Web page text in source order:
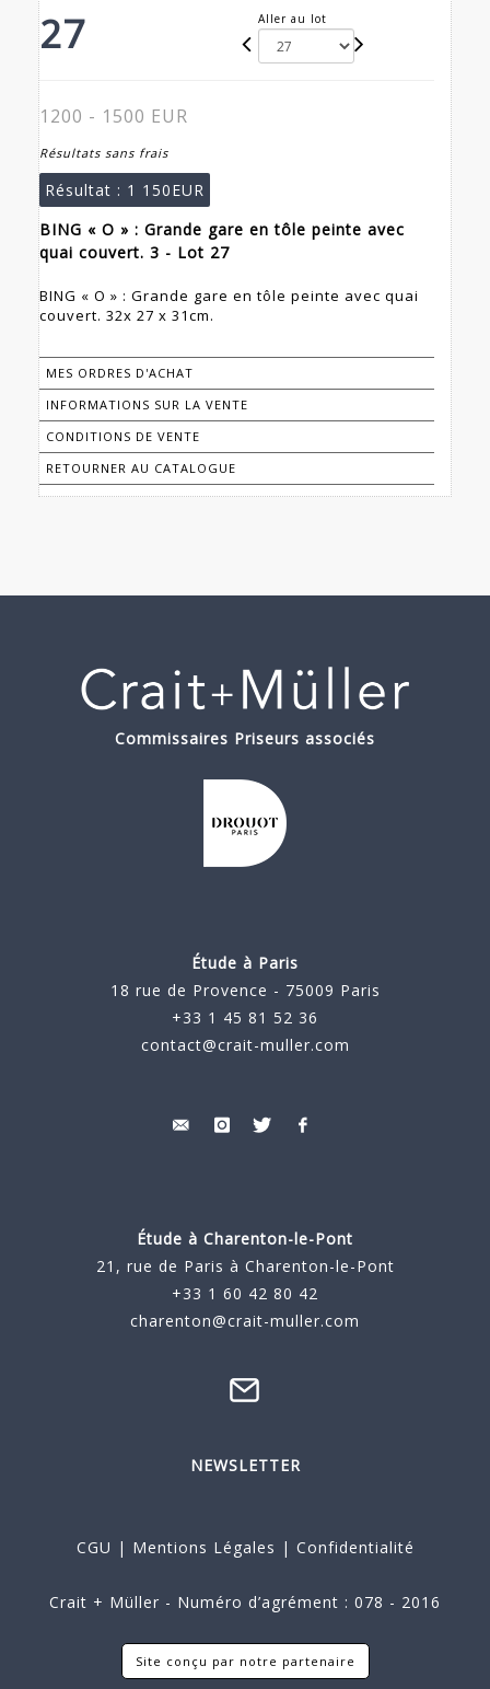
27 Aller au lot
1200 - 1500 EUR
Résultats sans frais
Résultat : 1 150EUR
BING « O » : Grande gare en tôle peinte avec
quai couvert. 3 - Lot 27
BING « O » : Grande gare en tôle peinte avec quai
couvert. 32x 27 x 31cm.
MES ORDRES D'ACHAT
INFORMATIONS SUR LA VENTE
CONDITIONS DE VENTE
RETOURNER AU CATALOGUE
Commissaires Priseurs associés
Étude à Paris
18 rue de Provence - 75009 Paris
+33 1 45 81 52 36
contact@crait-muller.com
Étude à Charenton-le-Pont
21, rue de Paris à Charenton-le-Pont
+33 1 60 42 80 42
charenton@crait-muller.com
NEWSLETTER
CGU | Mentions Légales | Confidentialité
Crait + Müller - Numéro d’agrément : 078 - 2016
Site conçu par notre partenaire